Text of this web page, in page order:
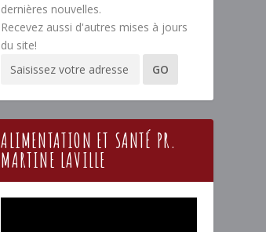
dernières nouvelles.
Recevez aussi d'autres mises à jours
du site!
ALIMENTATION ET SANTÉ PR.
MARTINE LAVILLE